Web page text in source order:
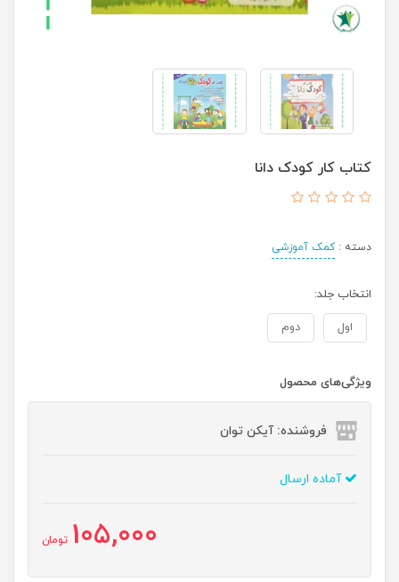
کتاب کار کودک دانا
دسته :کمک آموزشی
انتخاب جلد:
اول دوم
ویژگی‌های محصول
فروشنده: آیکن توان
آماده ارسال
105,000 تومان